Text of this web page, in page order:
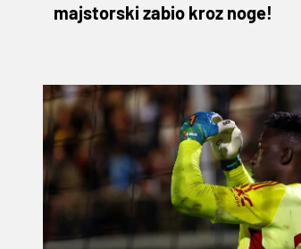
majstorski zabio kroz noge!